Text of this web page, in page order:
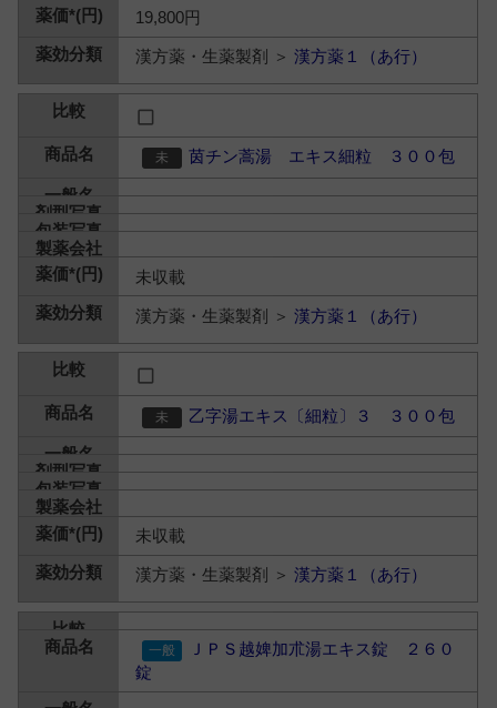
19,800円
漢方薬・生薬製剤 ＞漢方薬１（あ行）
茵チン蒿湯 エキス細粒 ３００包
未収載
漢方薬・生薬製剤 ＞漢方薬１（あ行）
乙字湯エキス〔細粒〕３ ３００包
未収載
漢方薬・生薬製剤 ＞漢方薬１（あ行）
ＪＰＳ越婢加朮湯エキス錠 ２６０
錠